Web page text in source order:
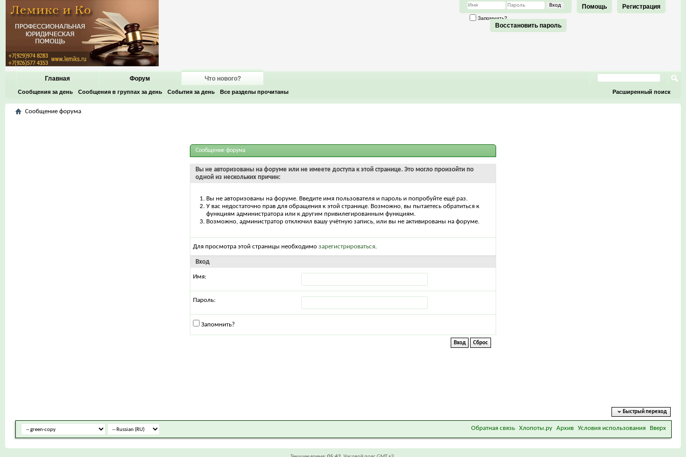
Регистрация
Помощь
Запомнить?
Восстановить пароль
Главная Форум Что нового?
Сообщения за день Сообщения в группах за день События за день Все разделы прочитаны Расширенный поиск
Сообщение форума
Сообщение форума
Вы не авторизованы на форуме или не имеете доступа к этой странице. Это могло произойти по
одной из нескольких причин:
Вы не авторизованы на форуме. Введите имя пользователя и пароль и попробуйте ещё раз.
У вас недостаточно прав для обращения к этой странице. Возможно, вы пытаетесь обратиться к
функциям администратора или к другим привилегированным функциям.
Возможно, администратор отключил вашу учётную запись, или вы не активированы на форуме.
Для просмотра этой страницы необходимо зарегистрироваться.
Вход
Имя:
Пароль:
Запомнить?
Быстрый переход
Обратная связь Хлопоты.ру Архив Условия использования Вверх